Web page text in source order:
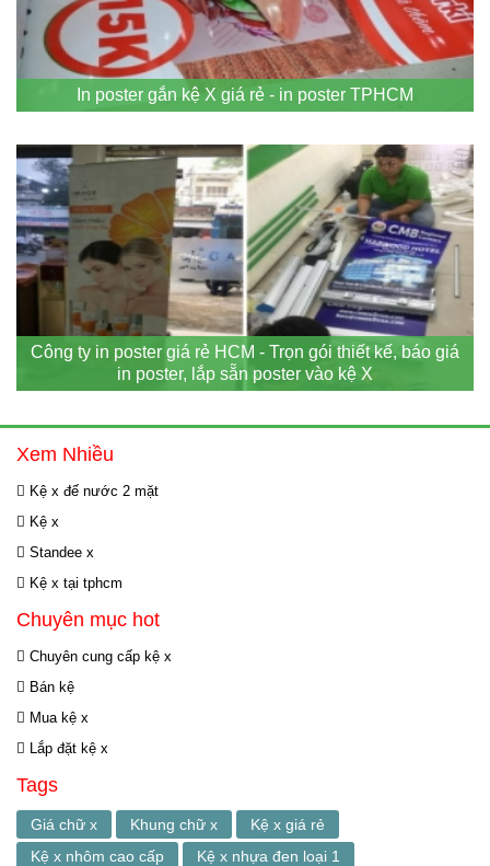
In poster gắn kệ X giá rẻ - in poster TPHCM
Công ty in poster giá rẻ HCM - Trọn gói thiết kế, báo giá
in poster, lắp sẵn poster vào kệ X
Xem Nhiều
Kệ x đế nước 2 mặt
Kệ x
Standee x
Kệ x tại tphcm
Chuyên mục hot
Chuyên cung cấp kệ x
Bán kệ
Mua kệ x
Lắp đặt kệ x
Tags
Giá chữ x Khung chữ x
Kệ x giá rẻ
Kệ x nhôm cao cấp
Kệ x nhựa đen loại 1